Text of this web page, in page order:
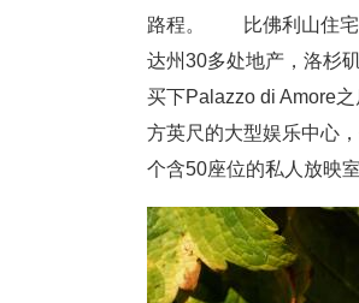
路程。 比佛利山住宅
达州30多处地产，洛杉
买下Palazzo di Amore
方英尺的大型娱乐中心
个含50座位的私人放映